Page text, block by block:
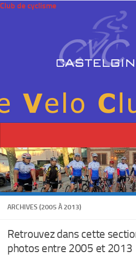
Club de cyclisme
ARCHIVES (2005 À 2013)
Retrouvez dans cette
photos entre 2005 et 2013